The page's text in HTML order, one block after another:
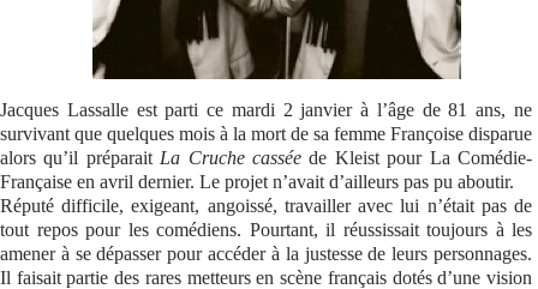
Jacques Lassalle est parti ce mardi 2 janvier à l’âge de 81 ans, ne
survivant que quelques mois à la mort de sa femme Françoise disparue
alors qu’il préparait La Cruche cassée de Kleist pour La Comédie-
Française en avril dernier. Le projet n’avait d’ailleurs pas pu aboutir.
Réputé difficile, exigeant, angoissé, travailler avec lui n’était pas de
tout repos pour les comédiens. Pourtant, il réussissait toujours à les
amener à se dépasser pour accéder à la justesse de leurs personnages.
Il faisait partie des rares metteurs en scène français dotés d’une vision